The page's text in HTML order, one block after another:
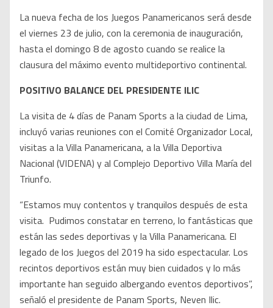
La nueva fecha de los Juegos Panamericanos será desde
el viernes 23 de julio, con la ceremonia de inauguración,
hasta el domingo 8 de agosto cuando se realice la
clausura del máximo evento multideportivo continental.
POSITIVO BALANCE DEL PRESIDENTE ILIC
La visita de 4 días de Panam Sports a la ciudad de Lima,
incluyó varias reuniones con el Comité Organizador Local,
visitas a la Villa Panamericana, a la Villa Deportiva
Nacional (VIDENA) y al Complejo Deportivo Villa María del
Triunfo.
“Estamos muy contentos y tranquilos después de esta
visita. Pudimos constatar en terreno, lo fantásticas que
están las sedes deportivas y la Villa Panamericana. El
legado de los Juegos del 2019 ha sido espectacular. Los
recintos deportivos están muy bien cuidados y lo más
importante han seguido albergando eventos deportivos”,
señaló el presidente de Panam Sports, Neven Ilic.